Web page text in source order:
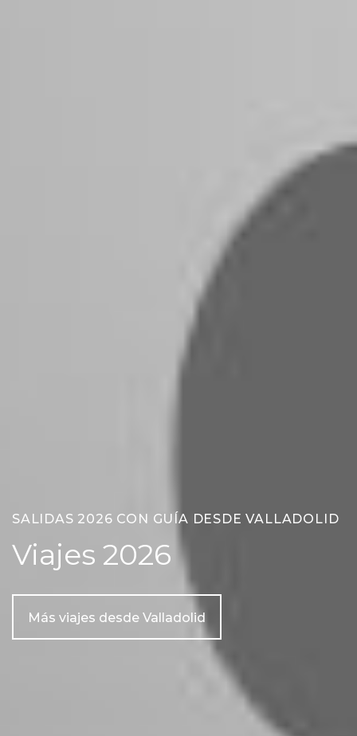
SALIDAS 2026 CON GUÍA DESDE VALLADOLID
Viajes 2026
Más viajes desde Valladolid